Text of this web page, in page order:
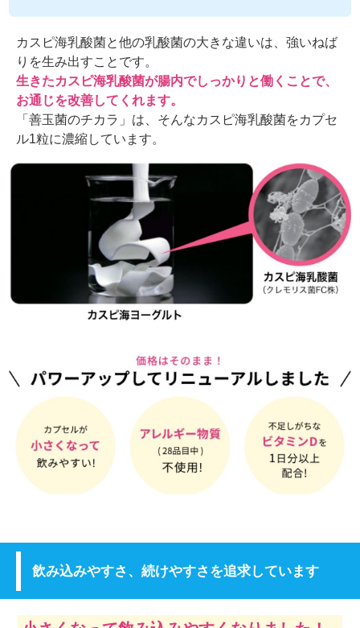
カスピ海乳酸菌と他の乳酸菌の大きな違いは、強いねば
りを生み出すことです。
生きたカスピ海乳酸菌が腸内でしっかりと働くことで、
お通じを改善してくれます。
「善玉菌のチカラ」は、そんなカスピ海乳酸菌をカプセ
ル1粒に濃縮しています。
飲み込みやすさ、続けやすさを追求しています